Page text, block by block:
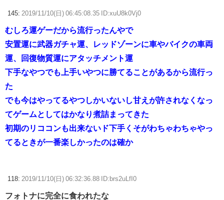
145: 2019/11/10(日) 06:45:08.35 ID:xuU8k0Vj0
むしろ運ゲーだから流行ったんやで
安置運に武器ガチャ運、レッドゾーンに車やバイクの車両
運、回復物質運にアタッチメント運
下手なやつでも上手いやつに勝てることがあるから流行っ
た
でも今はやってるやつしかいないし甘えが許されなくなっ
てゲームとしてはかなり煮詰まってきた
初期のリココンも出来ないド下手くそがわちゃわちゃやっ
てるときが一番楽しかったのは確か
118: 2019/11/10(日) 06:32:36.88 ID:brs2uLfI0
フォトナに完全に食われたな